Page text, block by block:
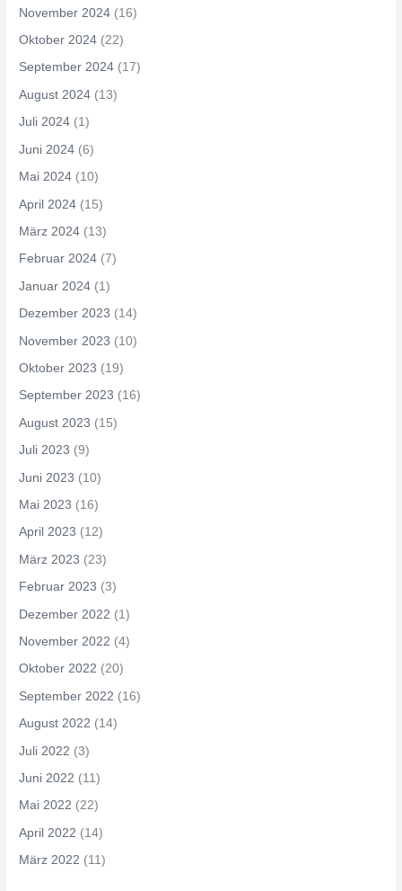
November 2024 (16)
Oktober 2024 (22)
September 2024 (17)
August 2024 (13)
Juli 2024 (1)
Juni 2024 (6)
Mai 2024 (10)
April 2024 (15)
März 2024 (13)
Februar 2024 (7)
Januar 2024 (1)
Dezember 2023 (14)
November 2023 (10)
Oktober 2023 (19)
September 2023 (16)
August 2023 (15)
Juli 2023 (9)
Juni 2023 (10)
Mai 2023 (16)
April 2023 (12)
März 2023 (23)
Februar 2023 (3)
Dezember 2022 (1)
November 2022 (4)
Oktober 2022 (20)
September 2022 (16)
August 2022 (14)
Juli 2022 (3)
Juni 2022 (11)
Mai 2022 (22)
April 2022 (14)
März 2022 (11)